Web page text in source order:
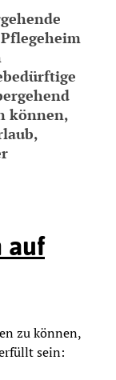
können,
auf
zu können,
sein: